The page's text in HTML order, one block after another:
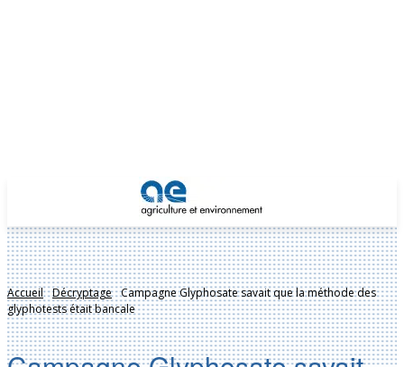
Accueil Décryptage Campagne Glyphosate savait que la méthode des
glyphotests était bancale